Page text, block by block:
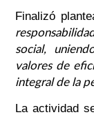
Finalizó
social,
valores de
integral de la
La actividad